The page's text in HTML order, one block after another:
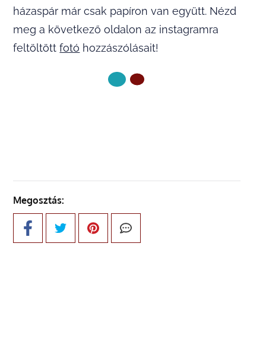
házaspár már csak papíron van együtt. Nézd
meg a következő oldalon az instagramra
feltöltöttfotó hozzászólásait!
Megosztás: